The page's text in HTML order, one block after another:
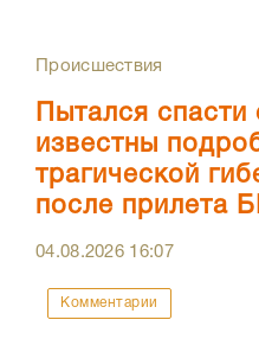
Происшествия
Пытался спасти
известны
трагической
после прилета
04.08.2026 16:07
Комментарии